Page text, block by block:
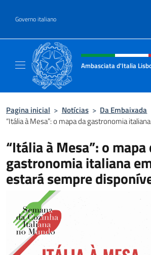
Governo italiano
Site, social e
Ambasciata d'Italia
Pagina inicial > Notícias > Da Embaixada
“Itália à Mesa”: o mapa da gastronomia
“Itália à Mesa”: o mapa
gastronomia italiana
estará sempre